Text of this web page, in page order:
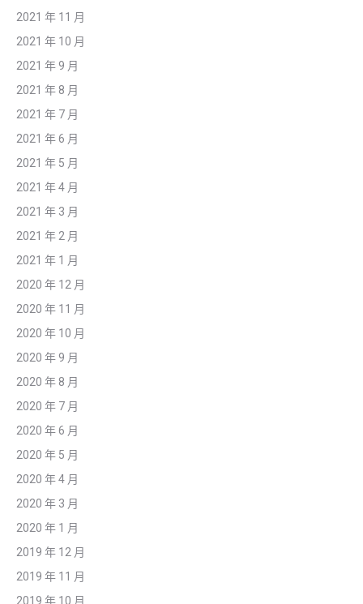
2021 年 11 月
2021 年 10 月
2021 年 9 月
2021 年 8 月
2021 年 7 月
2021 年 6 月
2021 年 5 月
2021 年 4 月
2021 年 3 月
2021 年 2 月
2021 年 1 月
2020 年 12 月
2020 年 11 月
2020 年 10 月
2020 年 9 月
2020 年 8 月
2020 年 7 月
2020 年 6 月
2020 年 5 月
2020 年 4 月
2020 年 3 月
2020 年 1 月
2019 年 12 月
2019 年 11 月
2019 年 10 月